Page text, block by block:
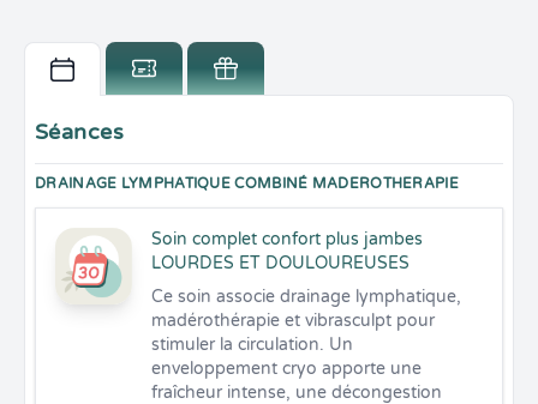
Séances
DRAINAGE LYMPHATIQUE COMBINÉ MADEROTHERAPIE
Soin complet confort plus jambes
LOURDES ET DOULOUREUSES
Ce soin associe drainage lymphatique,
madérothérapie et vibrasculpt pour
stimuler la circulation. Un
enveloppement cryo apporte une
fraîcheur intense, une décongestion